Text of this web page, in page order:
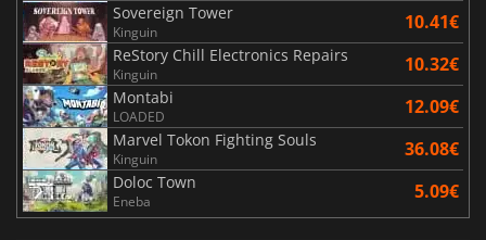
Sovereign Tower
Kinguin 10.41€
ReStory Chill Electronics Repairs
Kinguin 10.32€
Montabi
LOADED 12.09€
Marvel Tokon Fighting Souls
Kinguin 36.08€
Doloc Town
Eneba 5.09€